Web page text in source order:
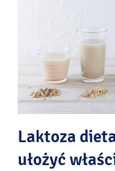
Laktoza
ułożyć